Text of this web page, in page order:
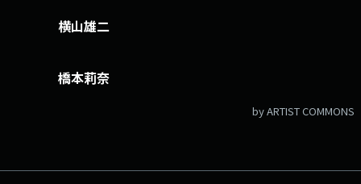
横山雄二
橋本莉奈
by ARTIST COMMONS